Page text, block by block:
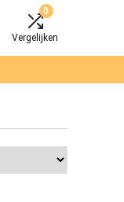
0
Vergelijken